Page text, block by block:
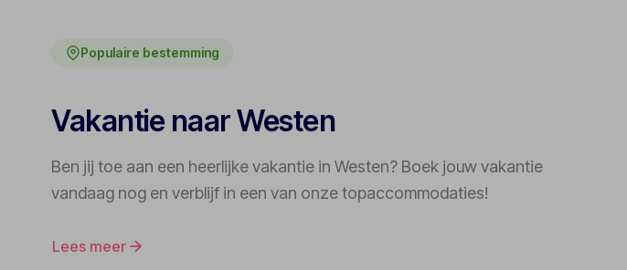
Populaire bestemming
Vakantie naar Westen
Ben jij toe aan een heerlijke vakantie in Westen? Boek jouw vakantie
vandaag nog en verblijf in een van onze topaccommodaties!
Lees meer